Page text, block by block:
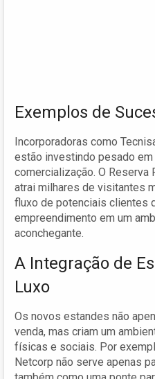
Exemplos de
Incorporadoras como
estão investindo pesado
comercialização. O Reserva
atrai milhares de visitantes
fluxo de potenciais clientes
empreendimento em um
aconchegante.
A Integração de
Luxo
Os novos estandes não
venda, mas criam um
físicas e sociais. Por
Netcorp não serve apenas